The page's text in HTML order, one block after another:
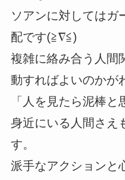
ソアンに対してはガ
配です(≧∇≦)
複雑に絡み合う人間
動すればよいのかが
「人を見たら泥棒
身近にいる人間さえ
す。
派手なアクションと